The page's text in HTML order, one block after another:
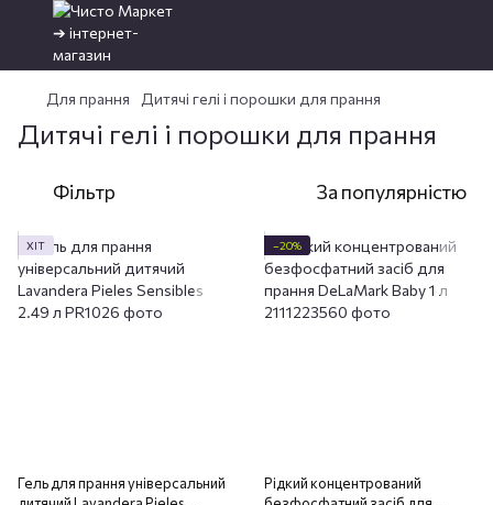
Для прання Дитячі гелі і порошки для прання
Дитячі гелі і порошки для прання
Фільтр За популярністю
ХІТ
Гель для прання універсальний
−20%
Рідкий концентрований